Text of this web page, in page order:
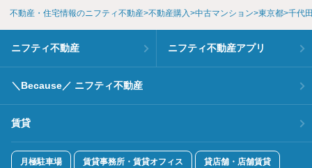
不動産・住宅情報のニフティ不動産 不動産購入 中古マンション 東京都 千代
ニフティ不動産 ニフティ不動産アプリ
＼Because／ ニフティ不動産
賃貸
月極駐車場 賃貸事務所・賃貸オフィス 貸店舗・店舗賃貸